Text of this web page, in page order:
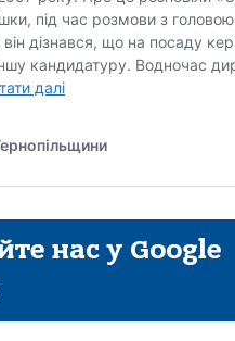
нас у Google